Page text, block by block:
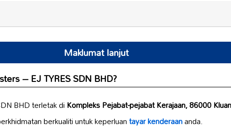
Maklumat lanjut
– EJ TYRES SDN BHD?
BHD terletak diKompleks Pejabat-pejabat Kerajaan, 86000
berkualiti untuk keperluantayar kenderaananda.